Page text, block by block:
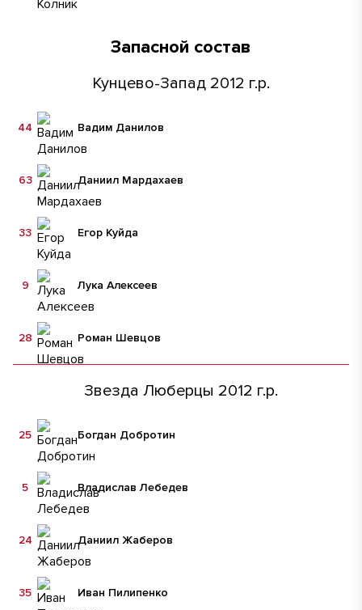
Запасной состав
Кунцево-Запад 2012 г.р.
Вадим Данилов
44
Даниил Мардахаев
63
Егор Куйда
33
Лука Алексеев
9
Роман Шевцов
28
Звезда Люберцы 2012 г.р.
Богдан Добротин
25
Владислав Лебедев
5
Даниил Жаберов
24
Иван Пилипенко
35